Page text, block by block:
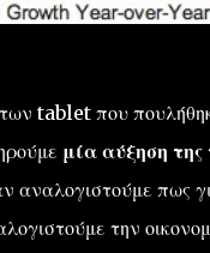
τωνtablet που
μία αύξηση της
αναλογιστούμε πως
την